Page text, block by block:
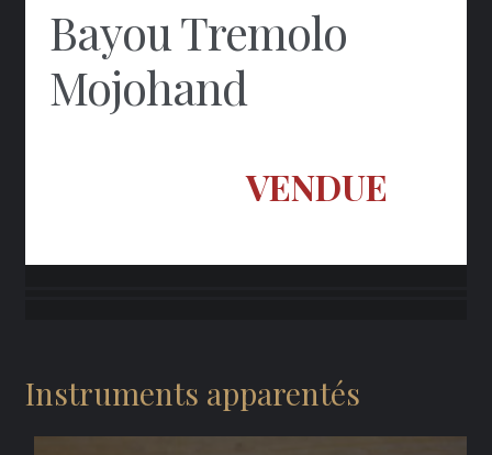
Bayou Tremolo
Mojohand
VENDUE
Instruments apparentés